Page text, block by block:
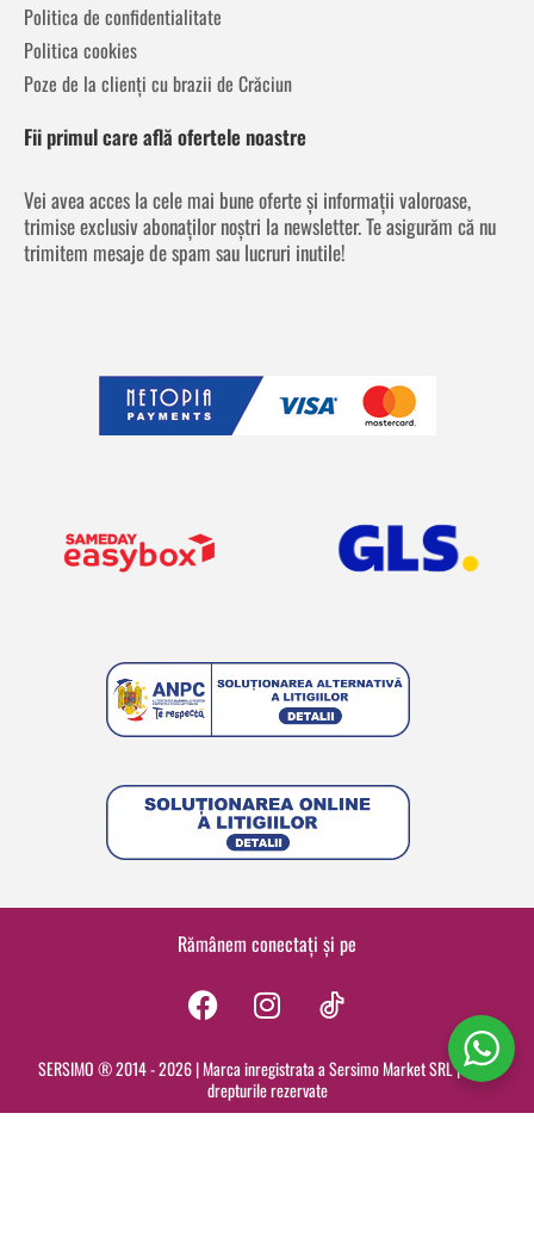
Politica de confidentialitate
Politica cookies
Poze de la clienți cu brazii de Crăciun
Fii primul care află ofertele noastre
Vei avea acces la cele mai bune oferte și informații valoroase,
trimise exclusiv abonaților noștri la newsletter. Te asigurăm că nu
trimitem mesaje de spam sau lucruri inutile!
Rămânem conectați și pe
F
c
e
I
s
t
SERSIMO ® 2014 - 2026 | Marca inregistrata a Sersimo Market SRL | Toate
drepturile rezervate